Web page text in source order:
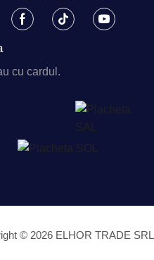
cu cardul.
© 2026 ELHOR TRADE SRL